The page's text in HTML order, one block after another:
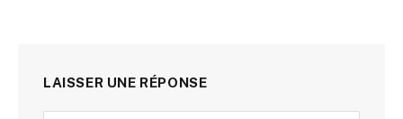
LAISSER UNE RÉPONSE